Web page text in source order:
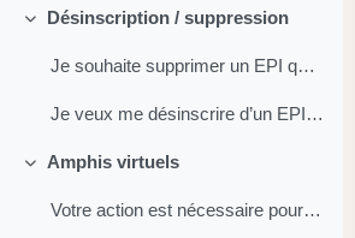
Replier
Désinscription / suppression
Je souhaite supprimer un EPI que j’ai créé par erreur
Je veux me désinscrire d’un EPI qui ne me concerne pas
Replier
Amphis virtuels
Votre action est nécessaire pour exprimer ...